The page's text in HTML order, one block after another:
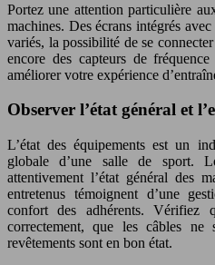
Portez une attention particulière
machines. Des écrans intégrés
variés, la possibilité de se
encore des capteurs de
améliorer votre expérience
Observer l’état général et
L’état des équipements est un
globale d’une salle de sport.
attentivement l’état général des
entretenus témoignent d’une
confort des adhérents. Vérifiez
correctement, que les câbles
revêtements sont en bon état.